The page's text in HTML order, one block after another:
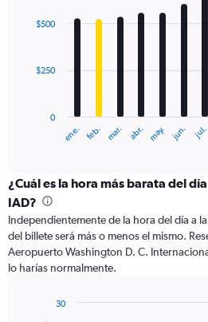
with
12
The
categories.
Range:
categories.
The
chart
has
axis
ene. feb. mar. abr. may. jun. jul.
0
$250
$500
¿Cuál es la hora más barata del
IAD?
Independientemente de la hora del día a
del billete será más o menos el mismo.
Aeropuerto Washington D. C.
lo harías normalmente.
30